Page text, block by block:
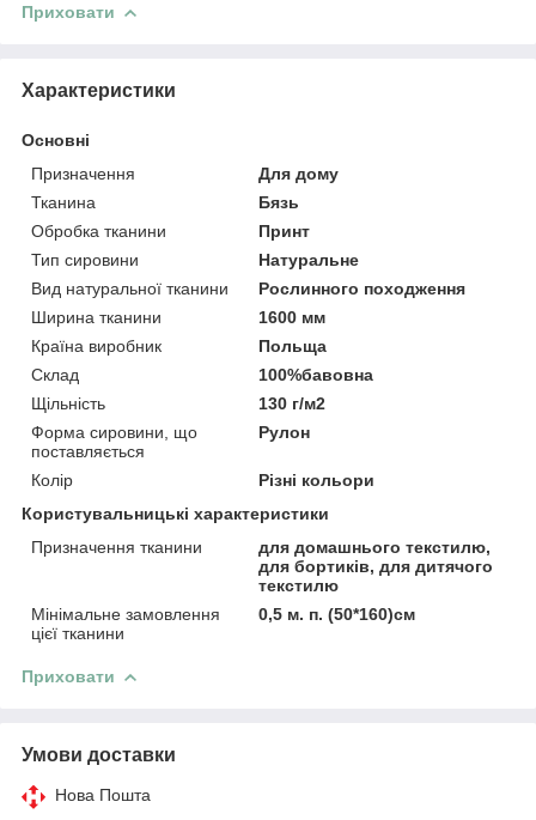
Приховати
Характеристики
Основні
Призначення
Для дому
Тканина
Бязь
Обробка тканини
Принт
Тип сировини
Натуральне
Вид натуральної тканини
Рослинного походження
Ширина тканини
1600 мм
Країна виробник
Польща
Склад
100%бавовна
Щільність
130 г/м2
Форма сировини, що
поставляється
Рулон
Колір
Різні кольори
Користувальницькі характеристики
Призначення тканини
для домашнього текстилю,
для бортиків, для дитячого
текстилю
Мінімальне замовлення
цієї тканини
0,5 м. п. (50*160)см
Приховати
Умови доставки
Нова Пошта